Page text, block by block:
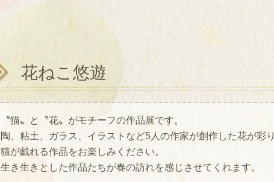
花ねこ悠遊
〝猫〟と〝花〟がモチーフの作品展です。
陶、粘土、ガラス、イラストなど5人の作家が創作した花が彩り
猫が戯れる作品をお楽しみください。
生き生きとした作品たちが春の訪れを感じさせてくれます。